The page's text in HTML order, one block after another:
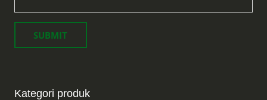
Kategori produk